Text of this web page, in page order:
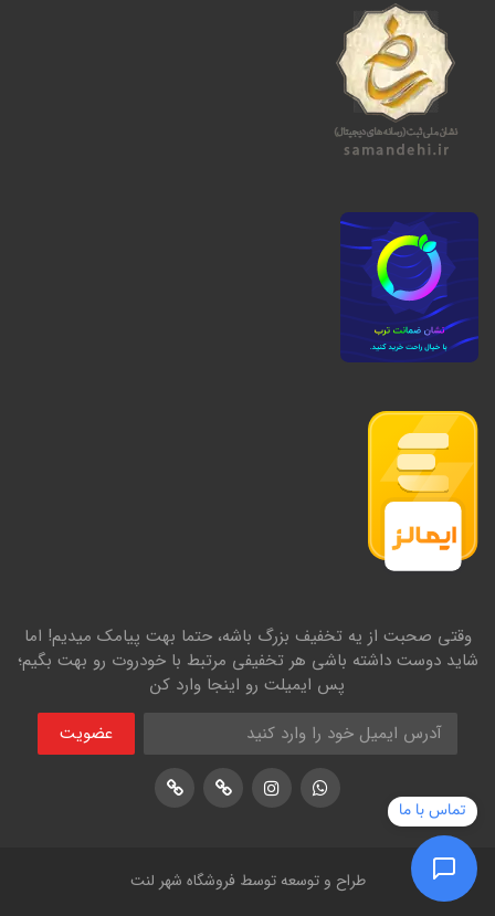
وقتی صحبت از یه تخفیف بزرگ باشه، حتما بهت پیامک میدیم! اما
شاید دوست داشته باشی هر تخفیفی مرتبط با خودروت رو بهت بگیم؛
پس ایمیلت رو اینجا وارد کن
عضویت
پشتیبانی واتساپ
اینستاگراملوکیشن در نشان
لوکیشن در بلد
طراح و توسعه توسط فروشگاه شهر لنت
تماس با ما